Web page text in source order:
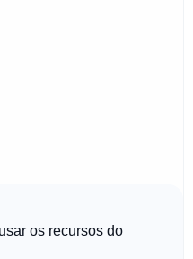
os recursos do